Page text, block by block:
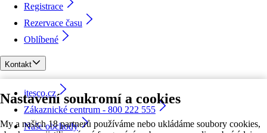
Nastavení soukromí a cookies
My a našich 18 partnerů používáme nebo ukládáme soubory cookies,
Registrace
Rezervace času
Oblíbené
Kontakt
itesco.cz
Zákaznické centrum - 800 222 555
Naše obchody